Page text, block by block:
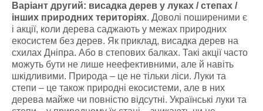
Варіант другий: висадка дерев у луках / степах /
інших природних територіях. Доволі поширеними є
і акції, коли дерева саджають у межах природних
екосистем без дерев. Як приклад, висадка дерев на
схилах Дніпра. Або в степових балках. Такі акції часто
можуть бути не лише неефективними, але й навіть
шкідливими. Природа – це не тільки ліси. Луки та
степи – це також природні екосистеми, але в них
дерева майже чи повністю відсутні. Українські луки та